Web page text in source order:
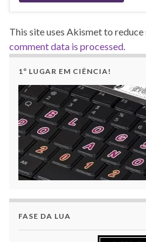
This site uses Akismet to reduce
comment data is processed.
1º LUGAR EM CIÊNCIA!
FASE DA LUA